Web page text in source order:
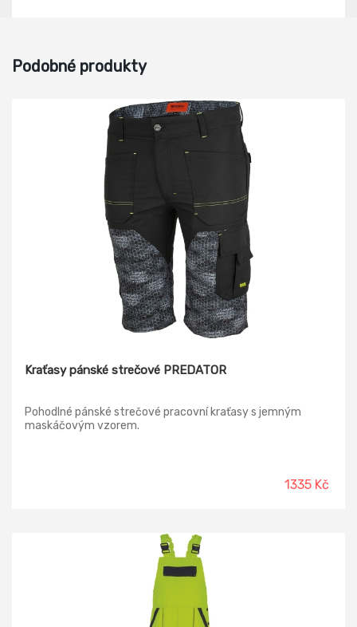
Podobné produkty
Kraťasy pánské strečové PREDATOR
Pohodlné pánské strečové pracovní kraťasy s jemným
maskáčovým vzorem.
1335 Kč